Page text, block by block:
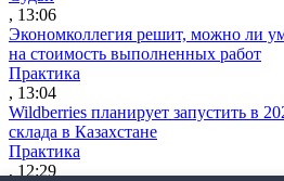
, 13:06
Экономколлегия решит, можно ли
на стоимость выполненных работ
Практика
, 13:04
Wildberries планирует запустить в
склада в Казахстане
Практика
, 12:29